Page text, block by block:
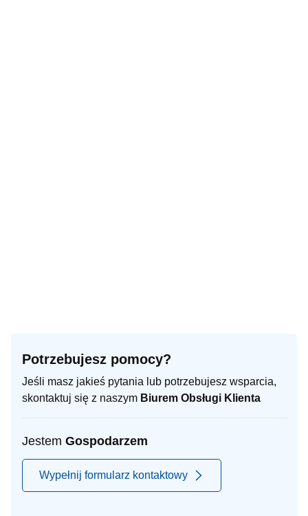
Potrzebujesz pomocy?
Jeśli masz jakieś pytania lub potrzebujesz wsparcia,
skontaktuj się z naszym Biurem Obsługi Klienta
Jestem Gospodarzem
Wypełnij formularz kontaktowy